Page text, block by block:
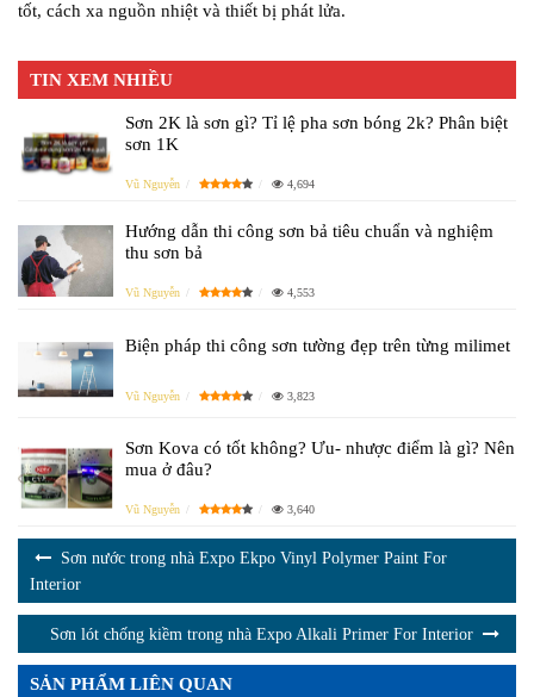
tốt, cách xa nguồn nhiệt và thiết bị phát lửa.
TIN XEM NHIỀU
Sơn 2K là sơn gì? Tỉ lệ pha sơn bóng 2k? Phân biệt
sơn 1K
Vũ Nguyễn 4,694
Hướng dẫn thi công sơn bả tiêu chuẩn và nghiệm
thu sơn bả
Vũ Nguyễn 4,553
Biện pháp thi công sơn tường đẹp trên từng milimet
Vũ Nguyễn 3,823
Sơn Kova có tốt không? Ưu- nhược điểm là gì? Nên
mua ở đâu?
Vũ Nguyễn 3,640
Sơn nước trong nhà Expo Ekpo Vinyl Polymer Paint For
Interior
Sơn lót chống kiềm trong nhà Expo Alkali Primer For Interior
SẢN PHẨM LIÊN QUAN